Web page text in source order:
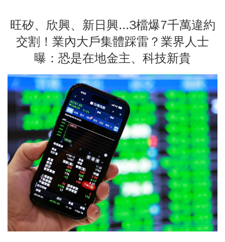
旺矽、欣興、新日興...3檔爆7千萬違約
交割！業內大戶集體踩雷？業界人士
曝：恐是在地金主、科技新貴